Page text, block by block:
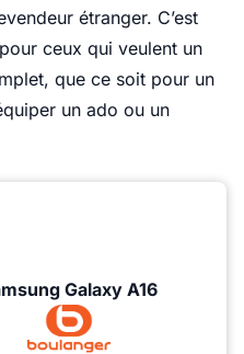
étranger. C’est
ceux qui veulent un
que ce soit pour un
un ado ou un
Galaxy A16